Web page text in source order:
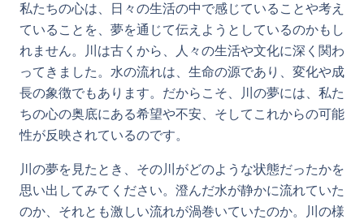
私たちの心は、日々の生活の中で感じていることや考え
ていることを、夢を通じて伝えようとしているのかもし
れません。川は古くから、人々の生活や文化に深く関わ
ってきました。水の流れは、生命の源であり、変化や成
長の象徴でもあります。だからこそ、川の夢には、私た
ちの心の奥底にある希望や不安、そしてこれからの可能
性が反映されているのです。
川の夢を見たとき、その川がどのような状態だったかを
思い出してみてください。澄んだ水が静かに流れていた
のか、それとも激しい流れが渦巻いていたのか。川の様